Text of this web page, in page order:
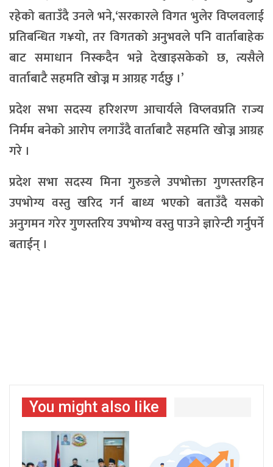
रहेको बताउँदै उनले भने,‘सरकारले विगत भुलेर विप्लवलाई
प्रतिबन्धित ग¥यो, तर विगतको अनुभवले पनि वार्ताबाहेक
बाट समाधान निस्कदैन भन्ने देखाइसकेको छ, त्यसैले
वार्ताबाटै सहमति खोज्न म आग्रह गर्दछु ।’
प्रदेश सभा सदस्य हरिशरण आचार्यले विप्लवप्रति राज्य
निर्मम बनेको आरोप लगाउँदै वार्ताबाटै सहमति खोज्न आग्रह
गरे ।
प्रदेश सभा सदस्य मिना गुरुङले उपभोक्ता गुणस्तरहिन
उपभोग्य वस्तु खरिद गर्न बाध्य भएको बताउँदै यसको
अनुगमन गरेर गुणस्तरिय उपभोग्य वस्तु पाउने ज्ञारेन्टी गर्नुपर्ने
बताईन् ।
You might also like